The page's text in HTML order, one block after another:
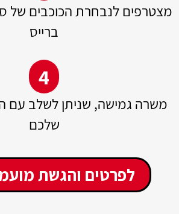
מצטרפים לנבחרת הכוכבים של
ברייס
4
משרה גמישה, שניתן לשלב עם
שלכם
לפרטים והגשת